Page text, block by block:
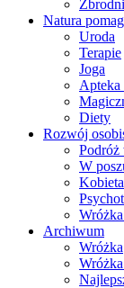
Natura
Uroda
Terapie
Joga
Diety
Rozwój
Podróż
W
Archiwum
Wróżka